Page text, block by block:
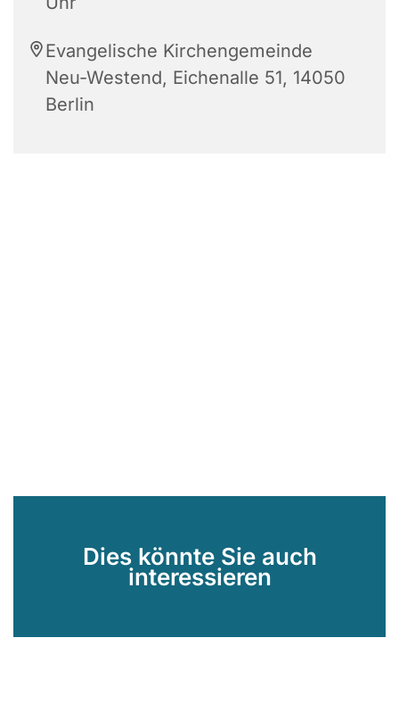
Evangelische Kirchengemeinde
Neu-Westend, Eichenalle 51, 14050
Berlin
Dies könnte Sie auch
interessieren